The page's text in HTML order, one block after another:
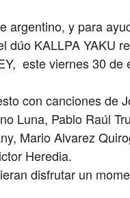
argentino, y para
dúo KALLPA YAKU
este viernes 30 de
con canciones de
Luna, Pablo Raúl
Mario Alvarez
Heredia.
disfrutar un